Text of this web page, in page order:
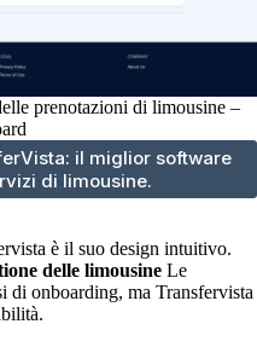
prenotazioni di limousine –
il miglior software
di limousine.
è il suo design intuitivo.
delle limousine Le
di onboarding, ma Transfervista